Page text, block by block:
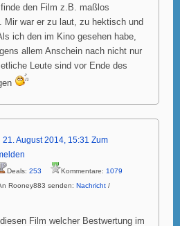
finde den Film z.B. maßlos
Mir war er zu laut, zu hektisch und
ich den im Kino gesehen habe,
allem Anschein nach nicht nur
Leute sind vor Ende des
21. August 2014, 15:31 Zum
Deals: 253 Kommentare: 1079
Rooney883 senden: Nachricht /
Film welcher Bestwertung im